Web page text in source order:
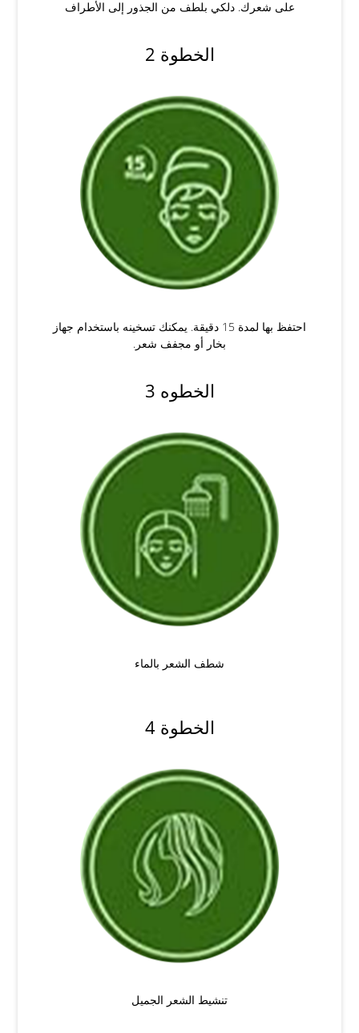
على شعرك. دلكي بلطف من الجذور إلى الأطراف
الخطوة 2
احتفظ بها لمدة 15 دقيقة. يمكنك تسخينه باستخدام جهاز
بخار أو مجفف شعر.
الخطوه 3
شطف الشعر بالماء
الخطوة 4
تنشيط الشعر الجميل